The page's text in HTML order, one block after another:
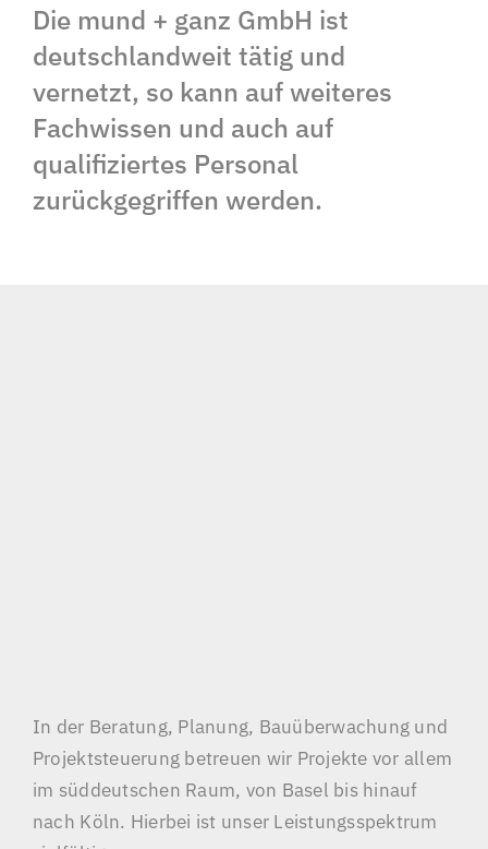
Die mund + ganz GmbH ist
deutschlandweit tätig und
vernetzt, so kann auf weiteres
Fachwissen und auch auf
qualifiziertes Personal
zurückgegriffen werden.
In der Beratung, Planung, Bauüberwachung und
Projektsteuerung betreuen wir Projekte vor allem
im süddeutschen Raum, von Basel bis hinauf
nach Köln. Hierbei ist unser Leistungsspektrum